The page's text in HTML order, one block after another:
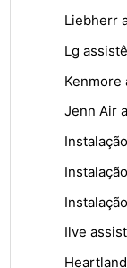
Liebherr
Lg
Kenmore
Jenn Air
Ilve